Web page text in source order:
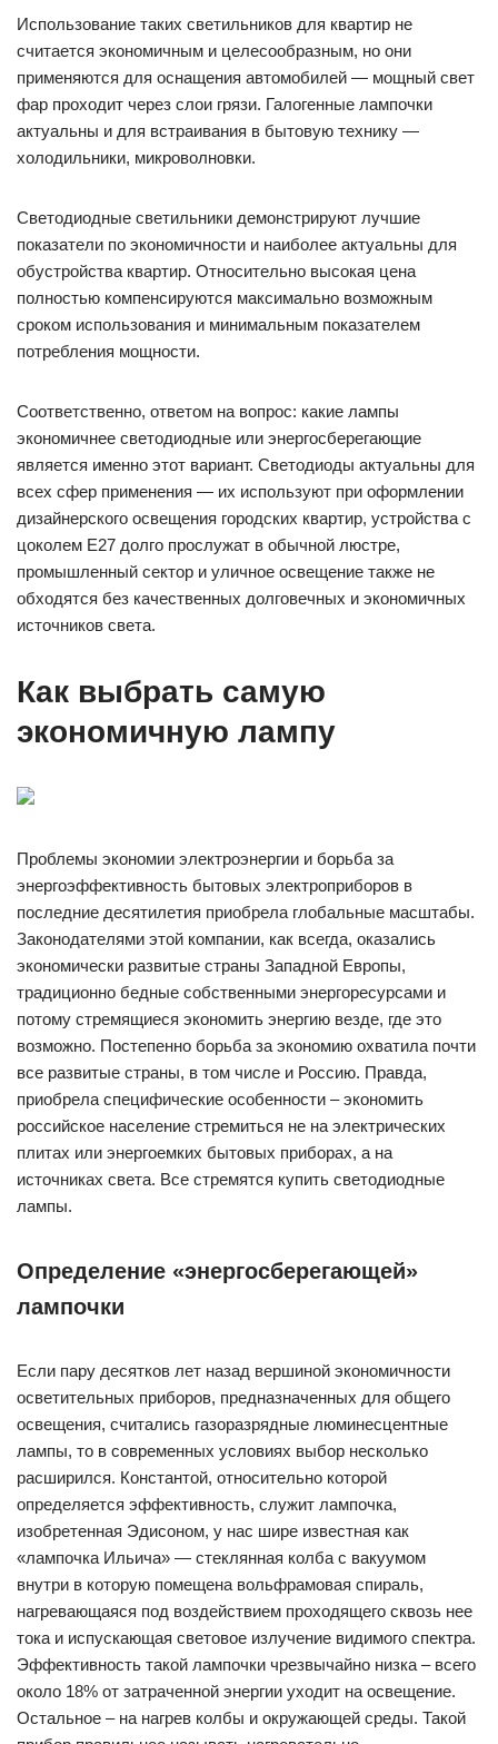
Использование таких светильников для квартир не
считается экономичным и целесообразным, но они
применяются для оснащения автомобилей — мощный свет
фар проходит через слои грязи. Галогенные лампочки
актуальны и для встраивания в бытовую технику —
холодильники, микроволновки.
Светодиодные светильники демонстрируют лучшие
показатели по экономичности и наиболее актуальны для
обустройства квартир. Относительно высокая цена
полностью компенсируются максимально возможным
сроком использования и минимальным показателем
потребления мощности.
Соответственно, ответом на вопрос: какие лампы
экономичнее светодиодные или энергосберегающие
является именно этот вариант. Светодиоды актуальны для
всех сфер применения — их используют при оформлении
дизайнерского освещения городских квартир, устройства с
цоколем Е27 долго прослужат в обычной люстре,
промышленный сектор и уличное освещение также не
обходятся без качественных долговечных и экономичных
источников света.
Как выбрать самую
экономичную лампу
Проблемы экономии электроэнергии и борьба за
энергоэффективность бытовых электроприборов в
последние десятилетия приобрела глобальные масштабы.
Законодателями этой компании, как всегда, оказались
экономически развитые страны Западной Европы,
традиционно бедные собственными энергоресурсами и
потому стремящиеся экономить энергию везде, где это
возможно. Постепенно борьба за экономию охватила почти
все развитые страны, в том числе и Россию. Правда,
приобрела специфические особенности – экономить
российское население стремиться не на электрических
плитах или энергоемких бытовых приборах, а на
источниках света. Все стремятся купить светодиодные
лампы.
Определение «энергосберегающей»
лампочки
Если пару десятков лет назад вершиной экономичности
осветительных приборов, предназначенных для общего
освещения, считались газоразрядные люминесцентные
лампы, то в современных условиях выбор несколько
расширился. Константой, относительно которой
определяется эффективность, служит лампочка,
изобретенная Эдисоном, у нас шире известная как
«лампочка Ильича» — стеклянная колба с вакуумом
внутри в которую помещена вольфрамовая спираль,
нагревающаяся под воздействием проходящего сквозь нее
тока и испускающая световое излучение видимого спектра.
Эффективность такой лампочки чрезвычайно низка – всего
около 18% от затраченной энергии уходит на освещение.
Остальное – на нагрев колбы и окружающей среды. Такой